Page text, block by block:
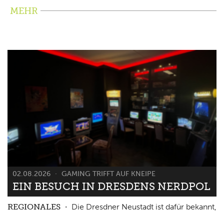
MEHR
02.08.2026 GAMING TRIFFT AUF KNEIPE
EIN BESUCH IN DRESDENS NERDPOL
REGIONALES
Die Dresdner Neustadt ist dafür bekannt,